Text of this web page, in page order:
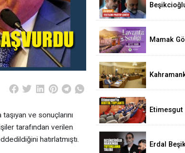
ve sonuçlarını
tarafından verilen
hatırlatmıştı.
Pozitif
Mamak
Erdal